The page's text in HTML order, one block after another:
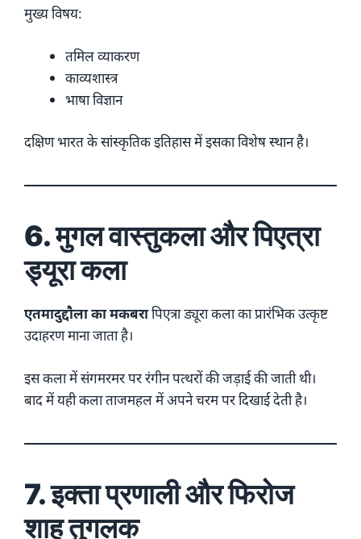
मुख्य विषय:
तमिल व्याकरण
काव्यशास्त्र
भाषा विज्ञान
दक्षिण भारत के सांस्कृतिक इतिहास में इसका विशेष स्थान है।
6. मुगल वास्तुकला और पिएत्रा
ड्यूरा कला
एतमादुद्दौला का मकबरापिएत्रा ड्यूरा कला का प्रारंभिक उत्कृष्ट
उदाहरण माना जाता है।
इस कला में संगमरमर पर रंगीन पत्थरों की जड़ाई की जाती थी।
बाद में यही कला ताजमहल में अपने चरम पर दिखाई देती है।
7. इक्ता प्रणाली और फिरोज
शाह तुगलक